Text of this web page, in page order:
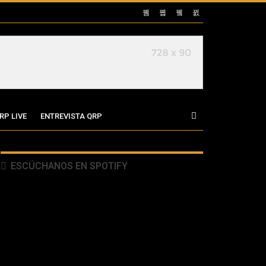
LIVE ENTREVISTA QRP
ESCÚCHANOS EN SPOTIFY